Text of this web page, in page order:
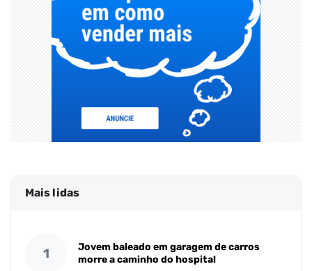
Mais lidas
1
Jovem baleado em garagem de carros
morre a caminho do hospital